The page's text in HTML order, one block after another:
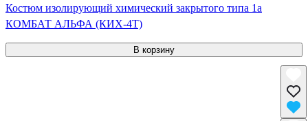
Костюм изолирующий химический закрытого типа 1a
КОМБАТ АЛЬФА (КИХ-4Т)
В корзину